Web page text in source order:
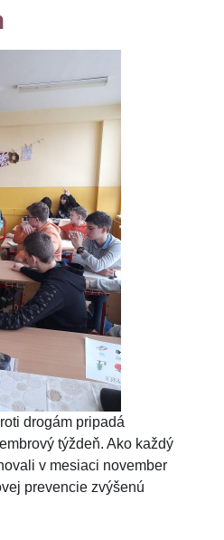
drogám pripadá
týždeň. Ako každý
v mesiaci november
prevencie zvýšenú